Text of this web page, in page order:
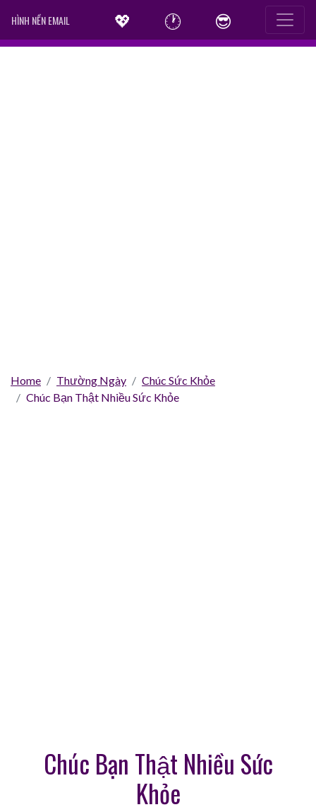
HÌNH NỀN EMAIL 💖 🕐 😎
Home Thường Ngày
Chúc Sức Khỏe
Chúc Bạn Thật Nhiều Sức Khỏe
Chúc Bạn Thật Nhiều Sức
Khỏe